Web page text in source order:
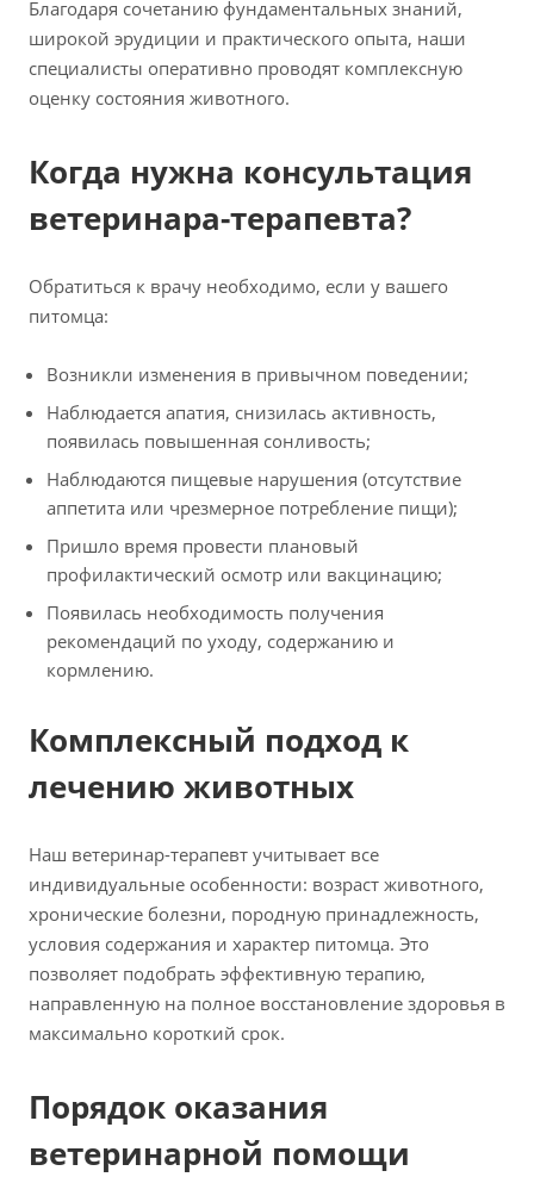
Благодаря сочетанию фундаментальных знаний,
широкой эрудиции и практического опыта, наши
специалисты оперативно проводят комплексную
оценку состояния животного.
Когда нужна консультация
ветеринара-терапевта?
Обратиться к врачу необходимо, если у вашего
питомца:
Возникли изменения в привычном поведении;
Наблюдается апатия, снизилась активность,
появилась повышенная сонливость;
Наблюдаются пищевые нарушения (отсутствие
аппетита или чрезмерное потребление пищи);
Пришло время провести плановый
профилактический осмотр или вакцинацию;
Появилась необходимость получения
рекомендаций по уходу, содержанию и
кормлению.
Комплексный подход к
лечению животных
Наш ветеринар-терапевт учитывает все
индивидуальные особенности: возраст животного,
хронические болезни, породную принадлежность,
условия содержания и характер питомца. Это
позволяет подобрать эффективную терапию,
направленную на полное восстановление здоровья в
максимально короткий срок.
Порядок оказания
ветеринарной помощи